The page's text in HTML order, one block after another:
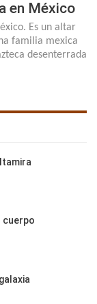
en México
Es un altar
familia mexica
desenterrada
cuerpo